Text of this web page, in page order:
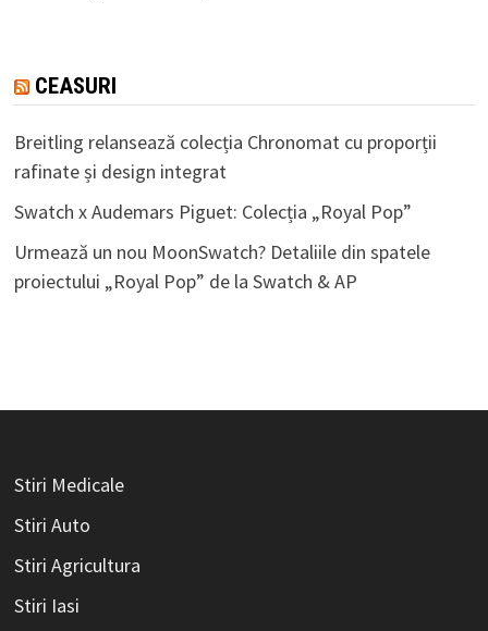
CEASURI
Breitling relansează colecția Chronomat cu proporții
rafinate și design integrat
Swatch x Audemars Piguet: Colecția „Royal Pop”
Urmează un nou MoonSwatch? Detaliile din spatele
proiectului „Royal Pop” de la Swatch & AP
Stiri Medicale
Stiri Auto
Stiri Agricultura
Stiri Iasi